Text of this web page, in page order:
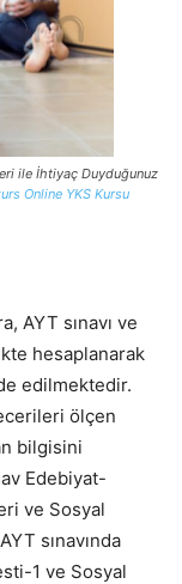
ile İhtiyaç Duyduğunuz
Online YKS Kursu
AYT sınavı ve
hesaplanarak
edilmektedir.
ölçen
bilgisini
Edebiyat-
ve Sosyal
sınavında
1 ve Sosyal